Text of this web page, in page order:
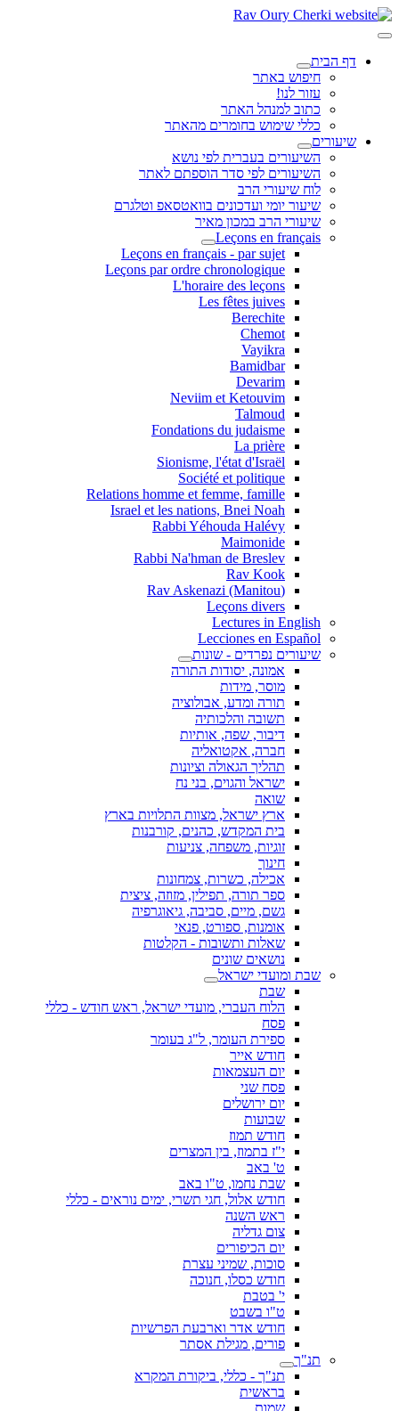
דף הבית
חיפוש באתר
עזור לנו!
כתוב למנהל האתר
כללי שימוש בחומרים מהאתר
שיעורים
השיעורים בעברית לפי נושא
השיעורים לפי סדר הוספתם לאתר
לוח שיעורי הרב
שיעור יומי ועדכונים בוואטסאפ וטלגרם
שיעורי הרב במכון מאיר
Leçons en français
Leçons en français - par sujet
Leçons par ordre chronologique
L'horaire des leçons
Les fêtes juives
Berechite
Chemot
Vayikra
Bamidbar
Devarim
Neviim et Ketouvim
Talmoud
Fondations du judaisme
La prière
Sionisme, l'état d'Israël
Société et politique
Relations homme et femme, famille
Israel et les nations, Bnei Noah
Rabbi Yéhouda Halévy
Maimonide
Rabbi Na'hman de Breslev
Rav Kook
(Rav Askenazi (Manitou
Leçons divers
Lectures in English
Lecciones en Español
שיעורים נפרדים - שונות
אמונה, יסודות התורה
מוסר, מידות
תורה ומדע, אבולוציה
תשובה והלכותיה
דיבור, שפה, אותיות
חברה, אקטואליה
תהליך הגאולה וציונות
ישראל והגוים, בני נח
שואה
ארץ ישראל, מצוות התלויות בארץ
בית המקדש, כהנים, קורבנות
זוגיות, משפחה, צניעות
חינוך
אכילה, כשרות, צמחונות
ספר תורה, תפילין, מזוזה, ציצית
גשם, מיים, סביבה, גיאוגרפיה
אומנות, ספורט, פנאי
שאלות ותשובות - הקלטות
נושאים שונים
שבת ומועדי ישראל
שבת
הלוח העברי, מועדי ישראל, ראש חודש - כללי
פסח
ספירת העומר, ל"ג בעומר
חודש אייר
יום העצמאות
פסח שני
יום ירושלים
שבועות
חודש תמוז
י"ז בתמוז, בין המצרים
ט' באב
שבת נחמו, ט"ו באב
חודש אלול, חגי תשרי, ימים נוראים - כללי
ראש השנה
צום גדליה
יום הכיפורים
סוכות, שמיני עצרת
חודש כסלו, חנוכה
י' בטבת
ט"ו בשבט
חודש אדר וארבעת הפרשיות
פורים, מגילת אסתר
תנ"ך
תנ"ך - כללי, ביקורת המקרא
בראשית
שמות